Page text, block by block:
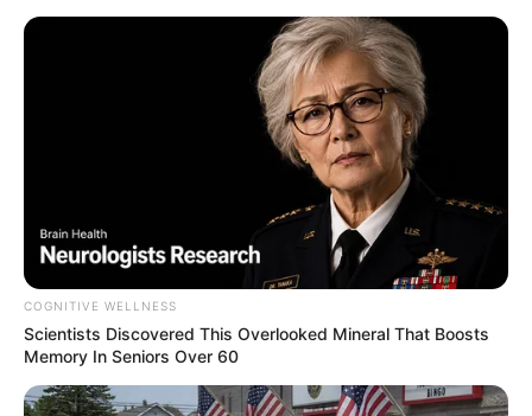
The Way You Sit Could Expose Your True Personality
COGNITIVE WELLNESS
Scientists Discovered This Overlooked Mineral That Boosts
Memory In Seniors Over 60